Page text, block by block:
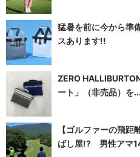
猛暑を前に今から準
スあります!!
ZERO
ート」（非売品）を...
【ゴルファーの飛
ばし屋!? 男性アマ